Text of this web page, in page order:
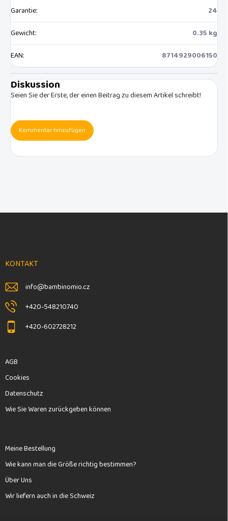
Garantie:
24
Gewicht:
0.35 kg
EAN: 8714929006150
Diskussion
Seien Sie der Erste, der einen Beitrag zu diesem Artikel schreibt!
Kommentar hinzufügen
F
e
KONTAKT
info@bambinomio.cz
+420-548210740
+420-602728212
AGB
Cookies
Datenschutz
Wie Sie Waren zurückgeben können
Meine Bestellung
Wie kann man die Größe richtig bestimmen?
Über Uns
Wir liefern auch in die Schweiz